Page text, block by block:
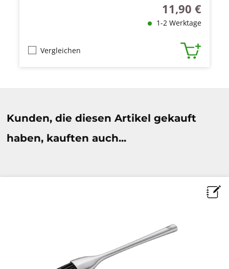
Regulärer Preis:
11,90 €
1-2 Werktage
Vergleichen
Kunden, die diesen Artikel gekauft
haben, kauften auch...